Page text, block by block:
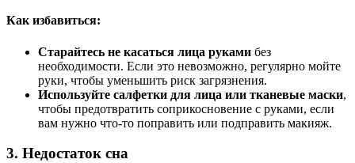
Как избавиться:
Старайтесь не касаться лица руками без
необходимости. Если это невозможно, регулярно мойте
руки, чтобы уменьшить риск загрязнения.
Используйте салфетки для лица или тканевые маски,
чтобы предотвратить соприкосновение с руками, если
вам нужно что-то поправить или подправить макияж.
3. Недостаток сна